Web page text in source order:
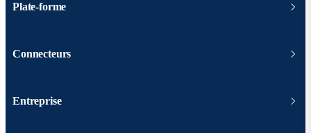
Plate-forme
Connecteurs
Entreprise